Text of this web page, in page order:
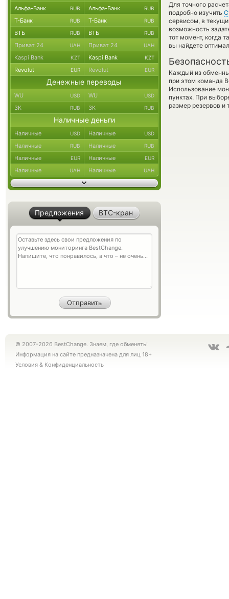
Для точного
подробно изучить
сервисом, в
возможность
тот момент, когда
вы найдете
Каждый из
при этом команда
Использование
пунктах. При
размер резервов и
Альфа-Банк RUB Альфа-Банк RUB
Т-Банк RUB Т-Банк RUB
ВТБ RUB ВТБ RUB
Приват 24 UAH Приват 24 UAH
Kaspi Bank KZT Kaspi Bank KZT
Revolut EUR Revolut EUR
Денежные переводы
WU USD WU USD
ЗК RUB ЗК RUB
Наличные деньги
Наличные USD Наличные USD
Наличные RUB Наличные RUB
Наличные EUR Наличные EUR
Наличные UAH Наличные UAH
Предложения BTC-кран
© 2007-2026 BestChange. Знаем, где обменять!
Информация на сайте предназначена для лиц 18+
Условия & Конфиденциальность